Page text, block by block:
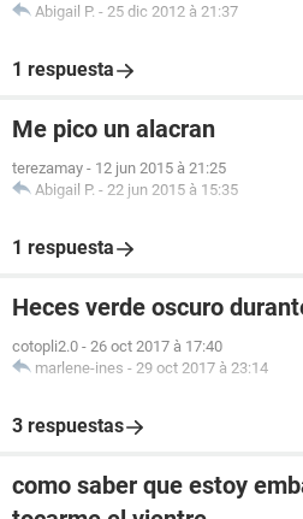
Abigail P. - 25 dic 2012 à 21:37
1 respuesta
Me pico un alacran
terezamay - 12 jun 2015 à 21:25
Abigail P. - 22 jun 2015 à 15:35
1 respuesta
Heces verde oscuro
cotopli2.0 - 26 oct 2017 à 17:40
marlene-ines - 29 oct 2017 à 23:14
3 respuestas
como saber que estoy